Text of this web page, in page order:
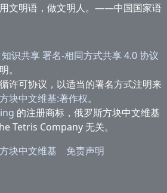
文明语，做文明人。——中国国家语
知识共享 署名-相同方式共享 4.0 协议
。
许可协议，以适当的署名方式注明来
块中文维基:著作权。
的注册商标，俄罗斯方块中文维基
Tetris Company 无关。
块中文维基 免责声明